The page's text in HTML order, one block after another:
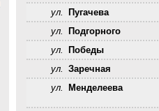
ул.
Пугачева
ул.
Подгорного
ул.
Победы
ул. Заречная
ул.
Менделеева